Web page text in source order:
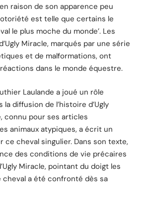
raison de son apparence peu
est telle que certains le
le plus moche du monde’. Les
Miracle, marqués par une série
et de malformations, ont
dans le monde équestre.
Laulande a joué un rôle
la diffusion de l’histoire d’Ugly
connu pour ses articles
animaux atypiques, a écrit un
ce cheval singulier. Dans son texte,
des conditions de vie précaires
Miracle, pointant du doigt les
cheval a été confronté dès sa